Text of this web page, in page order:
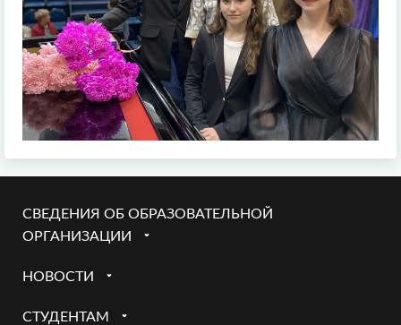
СВЕДЕНИЯ ОБ ОБРАЗОВАТЕЛЬНОЙ
ОРГАНИЗАЦИИ
НОВОСТИ
СТУДЕНТАМ